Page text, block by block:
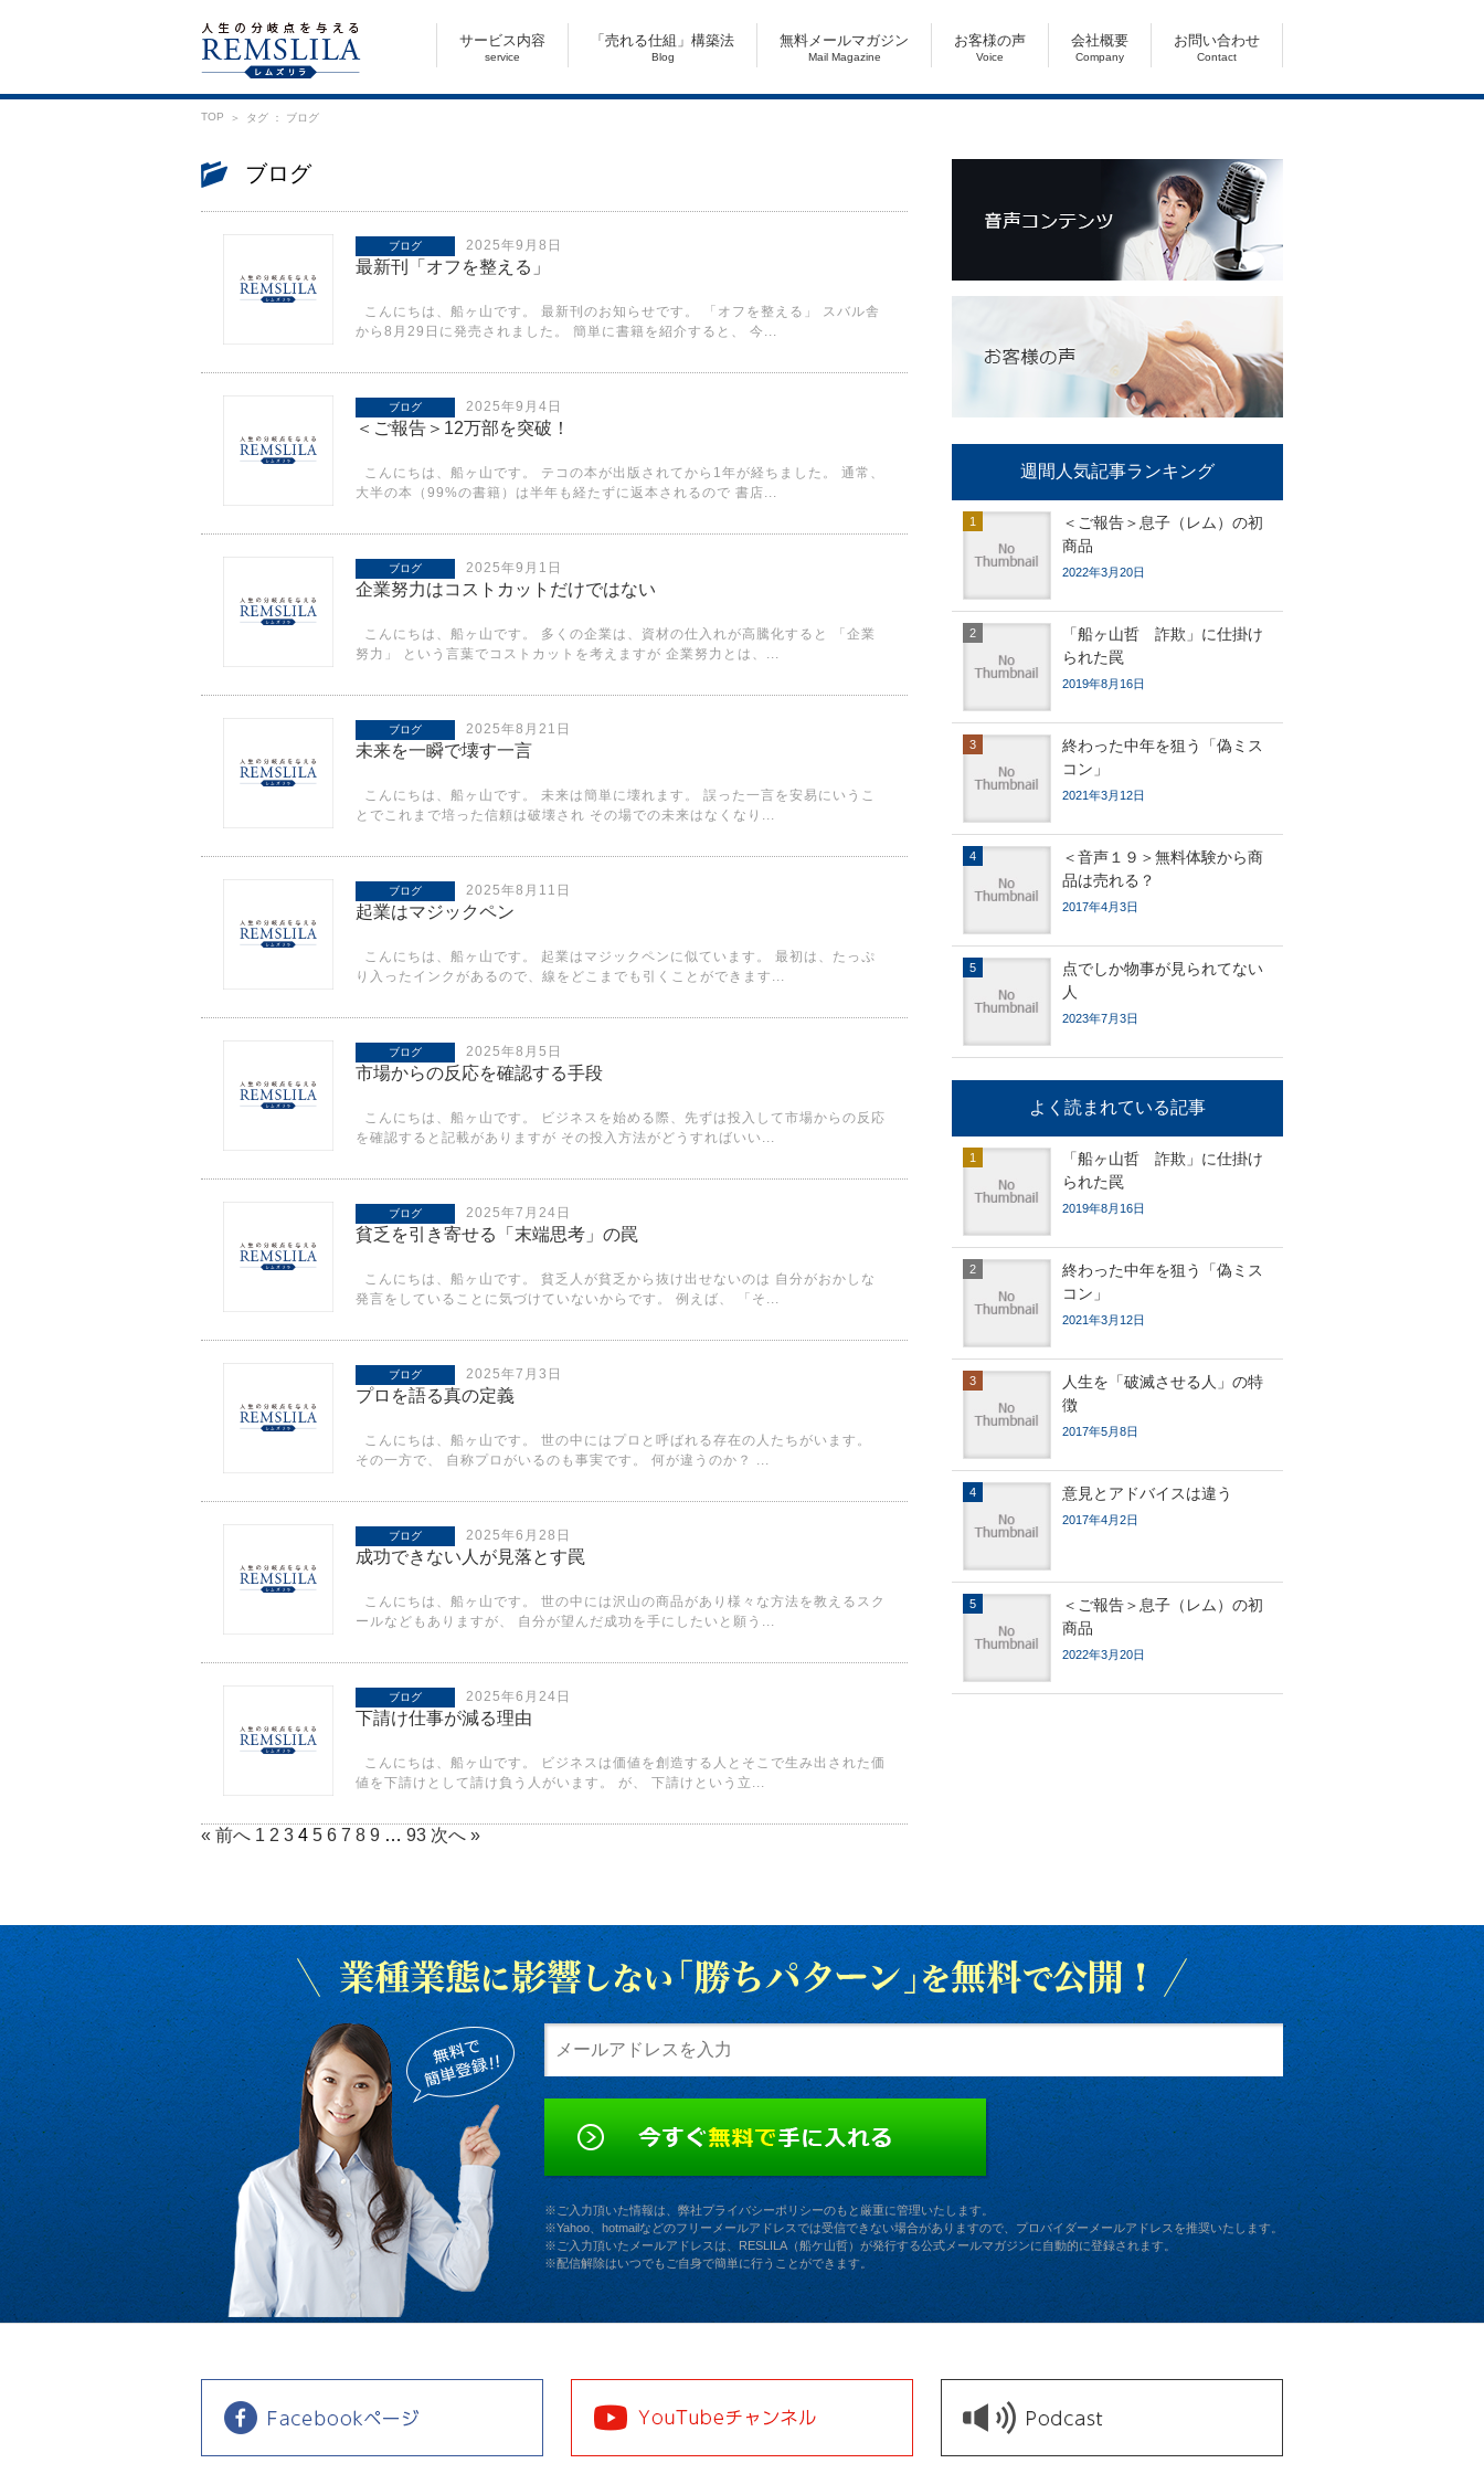
サービス内容
service
「売れる仕組」構築法
Blog
無料メールマガジン
Mail Magazine
お客様の声
Voice
会社概要
Company
お問い合わせ
Contact
TOP タグ ： ブログ
ブログ
ブログ 2025年9月8日
最新刊「オフを整える」
こんにちは、船ヶ山です。 最新刊のお知らせです。 「オフを整える」 スバル舎
から8月29日に発売されました。 簡単に書籍を紹介すると、 今...
ブログ 2025年9月4日
＜ご報告＞12万部を突破！
こんにちは、船ヶ山です。 テコの本が出版されてから1年が経ちました。 通常、
大半の本（99%の書籍）は半年も経たずに返本されるので 書店...
ブログ 2025年9月1日
企業努力はコストカットだけではない
こんにちは、船ヶ山です。 多くの企業は、資材の仕入れが高騰化すると 「企業
努力」 という言葉でコストカットを考えますが 企業努力とは、...
ブログ 2025年8月21日
未来を一瞬で壊す一言
こんにちは、船ヶ山です。 未来は簡単に壊れます。 誤った一言を安易にいうこ
とでこれまで培った信頼は破壊され その場での未来はなくなり...
ブログ 2025年8月11日
起業はマジックペン
こんにちは、船ヶ山です。 起業はマジックペンに似ています。 最初は、たっぷ
り入ったインクがあるので、線をどこまでも引くことができます...
ブログ 2025年8月5日
市場からの反応を確認する手段
こんにちは、船ヶ山です。 ビジネスを始める際、先ずは投入して市場からの反応
を確認すると記載がありますが その投入方法がどうすればいい...
ブログ 2025年7月24日
貧乏を引き寄せる「末端思考」の罠
こんにちは、船ヶ山です。 貧乏人が貧乏から抜け出せないのは 自分がおかしな
発言をしていることに気づけていないからです。 例えば、 「そ...
ブログ 2025年7月3日
プロを語る真の定義
こんにちは、船ヶ山です。 世の中にはプロと呼ばれる存在の人たちがいます。
その一方で、 自称プロがいるのも事実です。 何が違うのか？ ...
ブログ 2025年6月28日
成功できない人が見落とす罠
こんにちは、船ヶ山です。 世の中には沢山の商品があり様々な方法を教えるスク
ールなどもありますが、 自分が望んだ成功を手にしたいと願う...
ブログ 2025年6月24日
下請け仕事が減る理由
こんにちは、船ヶ山です。 ビジネスは価値を創造する人とそこで生み出された価
値を下請けとして請け負う人がいます。 が、 下請けという立...
« 前へ 1 2 3 4 5 6 7 8 9 … 93 次へ »
週間人気記事ランキング
＜ご報告＞息子（レム）の初
商品
2022年3月20日
「船ヶ山哲 詐欺」に仕掛け
られた罠
2019年8月16日
終わった中年を狙う「偽ミス
コン」
2021年3月12日
＜音声１９＞無料体験から商
品は売れる？
2017年4月3日
点でしか物事が見られてない
人
2023年7月3日
よく読まれている記事
「船ヶ山哲 詐欺」に仕掛け
られた罠
2019年8月16日
終わった中年を狙う「偽ミス
コン」
2021年3月12日
人生を「破滅させる人」の特
徴
2017年5月8日
意見とアドバイスは違う
2017年4月2日
＜ご報告＞息子（レム）の初
商品
2022年3月20日
※ご入力頂いた情報は、弊社プライバシーポリシーのもと厳重に管理いたします。
※Yahoo、hotmailなどのフリーメールアドレスでは受信できない場合がありますので、プロバイダーメールアドレスを推奨いたします。
※ご入力頂いたメールアドレスは、RESLILA（船ケ山哲）が発行する公式メールマガジンに自動的に登録されます。
※配信解除はいつでもご自身で簡単に行うことができます。